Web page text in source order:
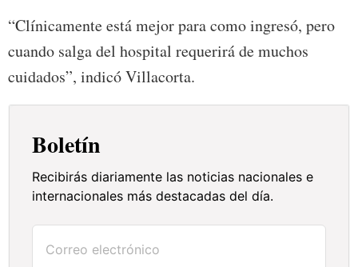
“Clínicamente está mejor para como ingresó, pero
cuando salga del hospital requerirá de muchos
cuidados”, indicó Villacorta.
Boletín
Recibirás diariamente las noticias nacionales e
internacionales más destacadas del día.